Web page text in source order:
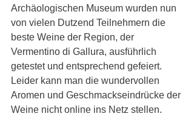
Archäologischen Museum wurden nun
von vielen Dutzend Teilnehmern die
beste Weine der Region, der
Vermentino di Gallura, ausführlich
getestet und entsprechend gefeiert.
Leider kann man die wundervollen
Aromen und Geschmackseindrücke der
Weine nicht online ins Netz stellen.